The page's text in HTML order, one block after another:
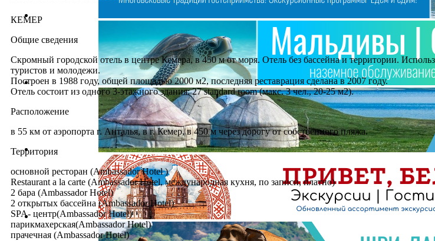
КЕМЕР
Общие сведения
Скромный городской отель в центре Кемера, в 450 м от моря. Отель без бассейна и территории.
туристов и молодежи.
Построен в 1988 году, общей площадью 2000 м2, последняя реставрация сделана в 2007 году.
Отель состоит из одного 3-этажного здания: 27 standard room (макс. 3 чел., 20-25 м2).
Расположение
в 55 км от аэропорта г. Анталья, в г. Кемер, в 450 м через дорогу от cобственного пляжа.
Территория
основной ресторан (Ambassador Hotel )
Restaurant a la carte (Ambassador Hotel, международная кухня, по записи, платно)
2 бара (Ambassador Hotel)
2 открытых бассейна (Ambassador Hotel)
SPA- центр(Ambassador Hotel)
парикмахерская(Ambassador Hotel)
прачечная (Ambassador Hotel)